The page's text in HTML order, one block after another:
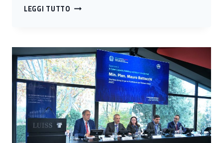
LEGGI TUTTO AL
CYBER4AFRICA,
IL
PROGRAMMA
PER
RAFFORZARE
LA
CYBERSICUREZZA
DELLE